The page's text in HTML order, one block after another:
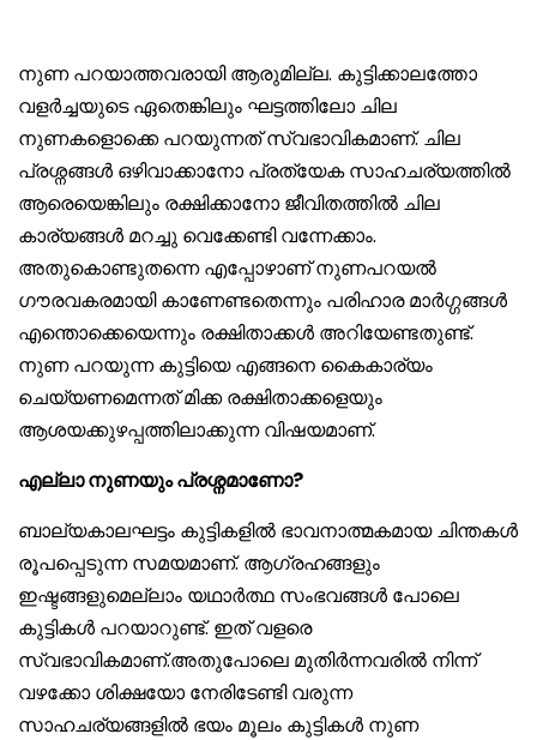
നുണ പറയാത്തവരായി ആരുമില്ല. കുട്ടിക്കാലത്തോ
വളർച്ചയുടെ ഏതെങ്കിലും ഘട്ടത്തിലോ ചില
നുണകളൊക്കെ പറയുന്നത് സ്വഭാവികമാണ്. ചില
പ്രശ്നങ്ങൾ ഒഴിവാക്കാനോ പ്രത്യേക സാഹചര്യത്തിൽ
ആരെയെങ്കിലും രക്ഷിക്കാനോ ജീവിതത്തിൽ ചില
കാര്യങ്ങൾ മറച്ചു വെക്കേണ്ടി വന്നേക്കാം.
അതുകൊണ്ടുതന്നെ എപ്പോഴാണ് നുണപറയൽ
ഗൗരവകരമായി കാണേണ്ടതെന്നും പരിഹാര മാർഗ്ഗങ്ങൾ
എന്തൊക്കെയെന്നും രക്ഷിതാക്കൾ അറിയേണ്ടതുണ്ട്.
നുണ പറയുന്ന കുട്ടിയെ എങ്ങനെ കൈകാര്യം
ചെയ്യണമെന്നത് മിക്ക രക്ഷിതാക്കളെയും
ആശയക്കുഴപ്പത്തിലാക്കുന്ന വിഷയമാണ്.
എല്ലാ നുണയും പ്രശ്നമാണോ?
ബാല്യകാലഘട്ടം കുട്ടികളിൽ ഭാവനാത്മകമായ ചിന്തകൾ
രൂപപ്പെടുന്ന സമയമാണ്. ആഗ്രഹങ്ങളും
ഇഷ്ടങ്ങളുമെല്ലാം യഥാർത്ഥ സംഭവങ്ങൾ പോലെ
കുട്ടികൾ പറയാറുണ്ട്. ഇത് വളരെ
സ്വഭാവികമാണ്.അതുപോലെ മുതിർന്നവരിൽ നിന്ന്
വഴക്കോ ശിക്ഷയോ നേരിടേണ്ടി വരുന്ന
സാഹചര്യങ്ങളിൽ ഭയം മൂലം കുട്ടികൾ നുണ